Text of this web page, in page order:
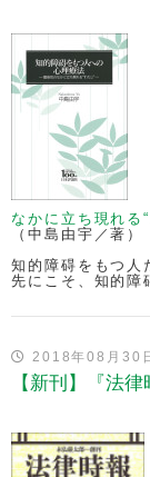
なかに立ち現れる“
（中島由宇／著）
知的障碍をもつ人
先にこそ、知的障
2018年08月30
【新刊】『法